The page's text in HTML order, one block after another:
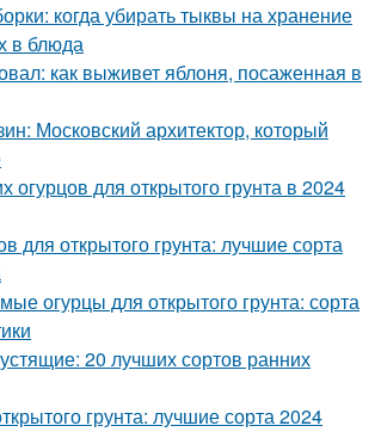
когда убирать тыквы на хранение
в блюда
как выживет яблоня, посаженная в
Московский архитектор, который
огурцов для открытого грунта в 2024
для открытого грунта: лучшие сорта
огурцы для открытого грунта: сорта
20 лучших сортов ранних
грунта: лучшие сорта 2024